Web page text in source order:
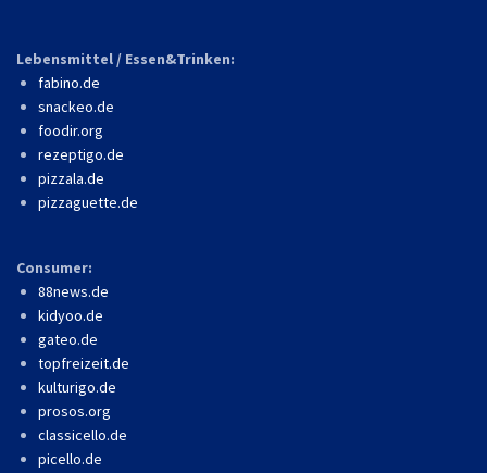
Lebensmittel / Essen&Trinken:
fabino.de
snackeo.de
foodir.org
rezeptigo.de
pizzala.de
pizzaguette.de
Consumer:
88news.de
kidyoo.de
gateo.de
topfreizeit.de
kulturigo.de
prosos.org
classicello.de
picello.de